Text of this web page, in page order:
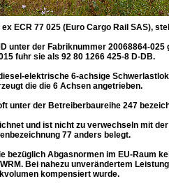
ECR 77 025 (Euro Cargo Rail SAS),
unter der Fabriknummer 20068864-
fuhr sie als 92 80 1266 425-8 D-DB.
elektrische 6-achsige
die die 6 Achsen angetrieben.
unter der Betreiberbaureihe 247
und ist nicht zu verwechseln mit
77 anders belegt.
bezüglich Abgasnormen im EU-Raum
Bei nahezu unverändertem
kompensiert wurde.